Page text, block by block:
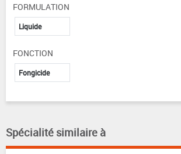
FORMULATION
Liquide
FONCTION
Fongicide
Spécialité similaire à